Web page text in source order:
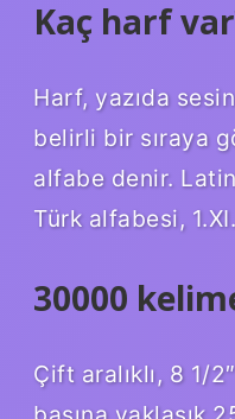
Kaç harf
Harf, yazıda
belirli bir sıraya
alfabe denir.
Türk alfabesi, 1.XI.
30000
Çift aralıklı, 8 1/